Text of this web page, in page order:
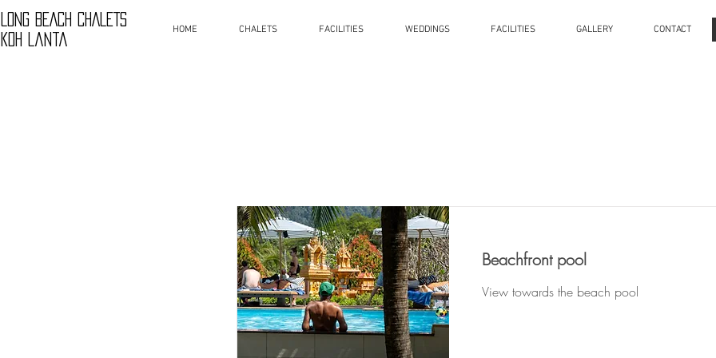
LONG BEACH CHALETS
Koh Lanta
HOME CHALETS FACILITIES WEDDINGS FACILITIES GALLERY CONTACT
Beachfront pool
View towards the beach pool